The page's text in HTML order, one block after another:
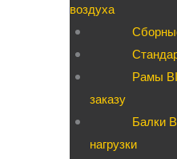
воздуха
Рамы
заказу
Балки
нагрузки